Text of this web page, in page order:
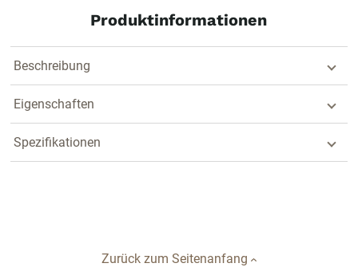
Produktinformationen
Beschreibung
Eigenschaften
Spezifikationen
Zurück zum Seitenanfang